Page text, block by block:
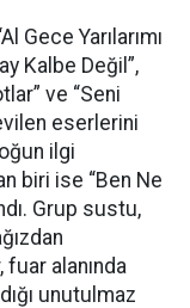
Gece Yarılarımı
Kalbe Değil”,
ve “Seni
eserlerini
ilgi
biri ise “Ben Ne
Grup sustu,
alanında
unutulmaz